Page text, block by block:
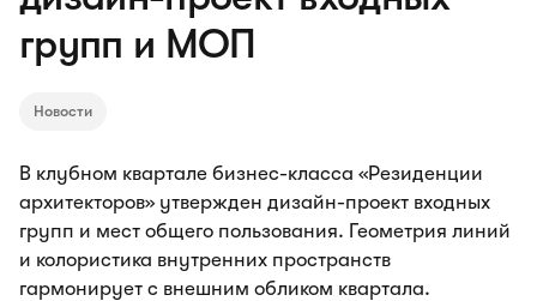
групп и МОП
Новости
В клубном квартале бизнес-класса «Резиденции
архитекторов» утвержден дизайн-проект входных
групп и мест общего пользования. Геометрия линий
и колористика внутренних пространств
гармонирует с внешним обликом квартала.